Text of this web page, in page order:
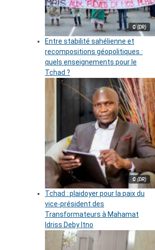
© (DR)
Entre stabilité sahélienne et
recompositions géopolitiques :
quels enseignements pour le
Tchad ?
© (DR)
Tchad : plaidoyer pour la paix du
vice-président des
Transformateurs à Mahamat
Idriss Deby Itno